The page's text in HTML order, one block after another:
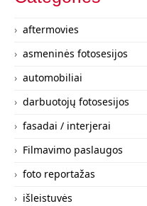
aftermovies
asmeninės fotosesijos
automobiliai
darbuotojų fotosesijos
fasadai / interjerai
Filmavimo paslaugos
foto reportažas
išleistuvės